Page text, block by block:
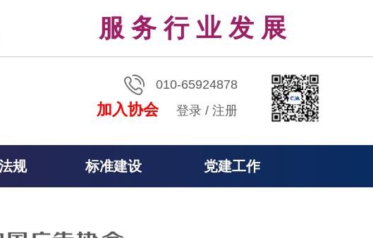
服 务 行 业 发 展
010-65924878
加入协会 登录 / 注册
规 标准建设 党建工作